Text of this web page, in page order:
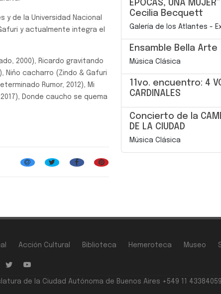
y de la Universidad Nacional
y actualmente integra el
2000), Ricardo gravitando
Niño cacharro (Zindo & Gafuri
Rumor, 2012), Mi
Donde caucho se quema
ÉPOCAS, UNA
Cecilia Becquett
Galería de los Atlantes -
Ensamble Bella Arte
Música Clásica
11vo. encuentro: 4
CARDINALES
Concierto de la
DE LA CIUDAD
Música Clásica
Acción Cultural Biblioteca Hemeroteca Museo
de la Ciudad Autónoma de Buenos Aires +549 11 43384059